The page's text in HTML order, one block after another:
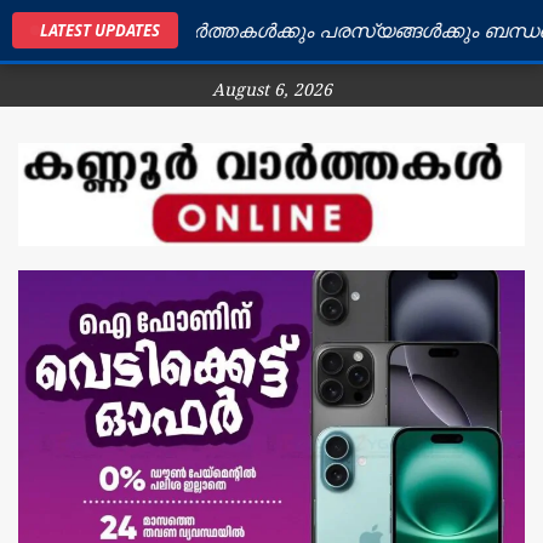
LATEST UPDATESവാർത്തകൾക്കും പരസ്യങ്ങൾക്കും ബന്ധപ്പെടുക:
August 6, 2026